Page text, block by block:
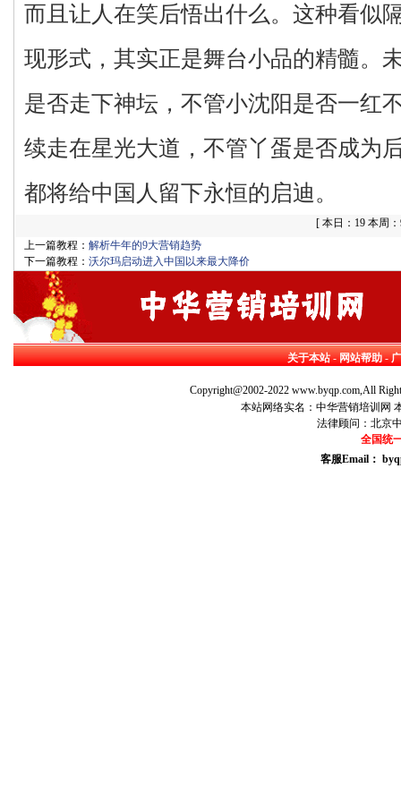
而且让人在笑后悟出什么。这种看似
现形式，其实正是舞台小品的精髓。
是否走下神坛，不管小沈阳是否一红
续走在星光大道，不管丫蛋是否成为
都将给中国人留下永恒的启迪。
[ 本日：19 本周
上一篇教程： 解析牛年的9大营销趋势
下一篇教程： 沃尔玛启动进入中国以来最大降价
关于本站 - 网站帮助 -
Copyright@2002-2022 www.byqp.com,All
本站网络实名：中华营销培训网
法律顾问：北
全国统
客服Email：